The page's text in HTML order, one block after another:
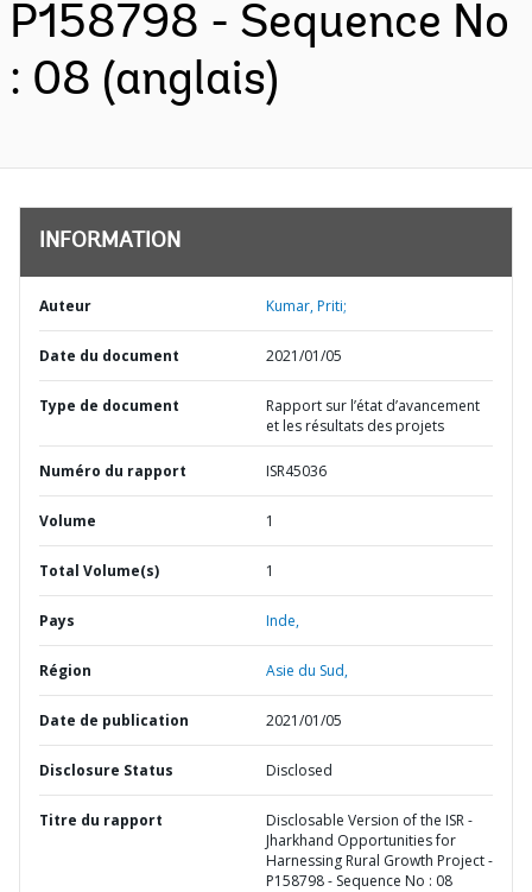
P158798 - Sequence No
: 08 (anglais)
INFORMATION
Auteur Kumar, Priti;
Date du document 2021/01/05
Type de document
Rapport sur l’état d’avancement
et les résultats des projets
Numéro du rapport ISR45036
Volume 1
Total Volume(s) 1
Pays Inde,
Région Asie du Sud,
Date de publication 2021/01/05
Disclosure Status Disclosed
Titre du rapport
Disclosable Version of the ISR -
Jharkhand Opportunities for
Harnessing Rural Growth Project -
P158798 - Sequence No : 08